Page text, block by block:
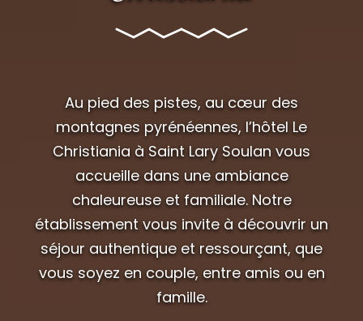
Au pied des pistes, au cœur des
montagnes pyrénéennes, l’hôtel Le
Christiania à Saint Lary Soulan vous
accueille dans une ambiance
chaleureuse et familiale. Notre
établissement vous invite à découvrir un
séjour authentique et ressourçant, que
vous soyez en couple, entre amis ou en
famille.